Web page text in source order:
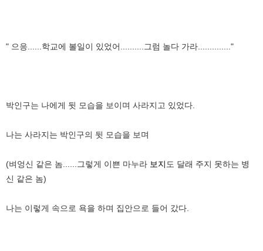
" 으응......학교에 볼일이 있었어..........그럼 놀다 가라.............."
박인구는 나에게 뒷 모습을 보이며 사라지고 있었다.
나는 사라지는 박인구의 뒷 모습을 보며
(벼엉신 같은 놈......그렇게 이쁜 마누라 보지 도 달래 주지 못하는 병
신 같은 놈)
나는 이렇게 속으로 욕을 하며 집안으로 들어 갔다.